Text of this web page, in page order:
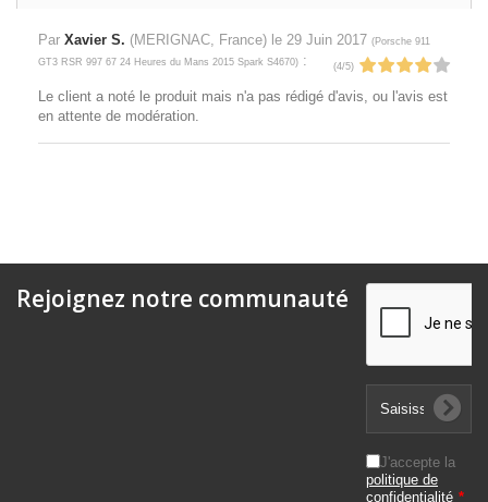
Par Xavier S. (MERIGNAC, France) le 29 Juin 2017 (Porsche 911
GT3 RSR 997 67 24 Heures du Mans 2015 Spark S4670) : (4/5)
Le client a noté le produit mais n'a pas rédigé d'avis, ou l'avis est
en attente de modération.
Rejoignez notre communauté
J'accepte la
politique de
confidentialité *